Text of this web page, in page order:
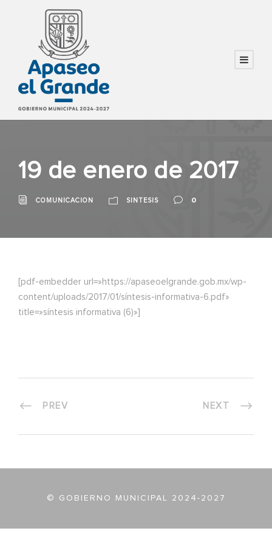
19 de enero de 2017
COMUNICACION SINTESIS 0
[pdf-embedder url=»https://apaseoelgrande.gob.mx/wp-
content/uploads/2017/01/síntesis-informativa-6.pdf»
title=»síntesis informativa (6)»]
PREV NEXT
© GOBIERNO MUNICIPAL 2024-2027